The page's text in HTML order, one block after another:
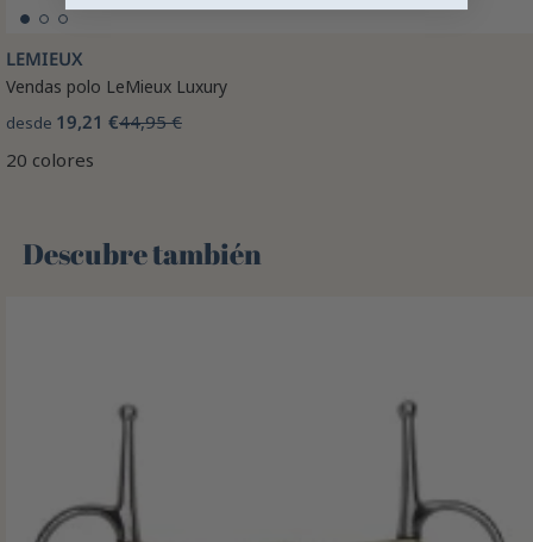
LEMIEUX
Vendas polo LeMieux Luxury
desde 19,21 €44,95 €
20 colores
Descubre también 🌻